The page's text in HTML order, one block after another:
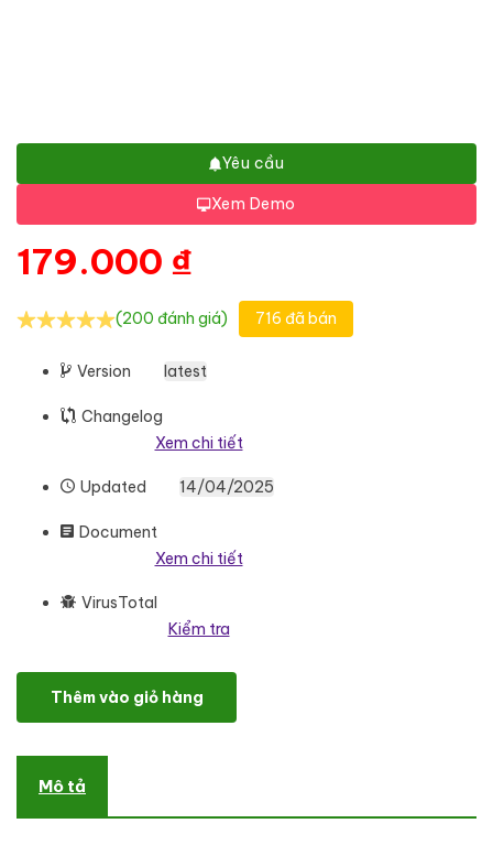
Yêu cầu
Xem Demo
179.000 ₫
(200 đánh giá) 716 đã bán
Version latest
Changelog
Xem chi tiết
Updated 14/04/2025
Document
Xem chi tiết
VirusTotal
Kiểm tra
DarkMag Pro - Clean and Modern Magazine WordPress Theme
Thêm vào giỏ hàng
Mô tả